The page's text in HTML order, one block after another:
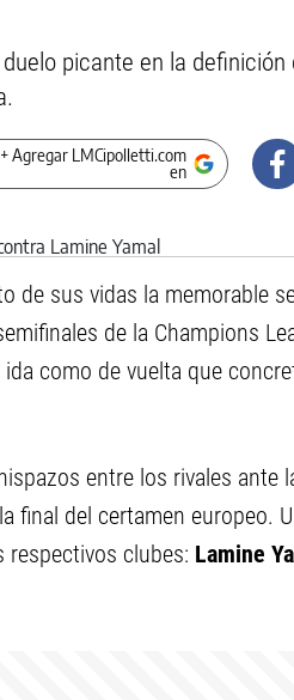
picante en la definición
+ Agregar LMCipolletti.com
en
de sus vidas la memorable
de la Champions
como de vuelta que
entre los rivales ante
final del certamen europeo.
respectivos clubes: Lamine